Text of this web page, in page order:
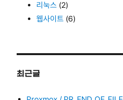
리눅스 (2)
웹사이트 (6)
최근글